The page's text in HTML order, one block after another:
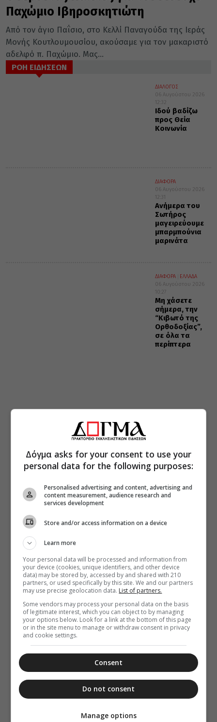
Παχώμιο Ιβηροσκητιώτη
Από τον άγιο Παΐσιο, στο Κελλί Παναγούδα της Ιεράς
Μονής Κουτλουμουσίου, ακούσαμε για τον μακαριστό
αδελφό π. Παχώμιο. Μας...
ΡΟΗ ΕΙΔΗΣΕΩΝ
ΔΙΑΛΟΓΟΣ
06 Αυγούστου 2026
12:32
Ιδού βαδίζω
προς Θεία
Κοινωνία
ΔΙΑΦΟΡΑ
06 Αυγούστου 2026
12:31
Ανήμερα του
Σωτήρος
μαγειρεύουμε
μπαρμπούνια
μαρινάτα
ΔΙΑΦΟΡΑ
ΕΛΛΑΔΑ
06 Αυγούστου 2026
10:27
Μη χάσετε
σήμερα, την
“Κιβωτό της
Ορθοδοξίας”,
σε όλα τα
περίπτερα
Δόγμα asks for your consent to use your
personal data for the following purposes:
Personalised advertising and content, advertising and
content measurement, audience research and
services development
Store and/or access information on a device
Learn more
Your personal data will be processed and information from
your device (cookies, unique identifiers, and other device
data) may be stored by, accessed by and shared with 210
partners, or used specifically by this site. We and our partners
may use precise geolocation data. List of partners.
Some vendors may process your personal data on the basis
of legitimate interest, which you can object to by managing
your options below. Look for a link at the bottom of this page
or in the site menu to manage or withdraw consent in privacy
and cookie settings.
Consent
Do not consent
Manage options